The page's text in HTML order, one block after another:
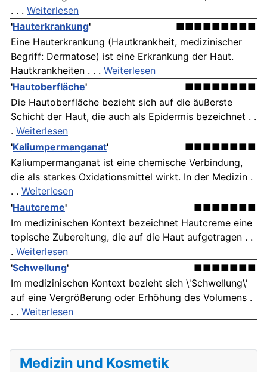
. . . Weiterlesen
'Hauterkrankung'
■■■■■■■■■
Eine Hauterkrankung (Hautkrankheit, medizinischer
Begriff: Dermatose) ist eine Erkrankung der Haut.
Hautkrankheiten . . . Weiterlesen
'Hautoberfläche'
■■■■■■■■
Die Hautoberfläche bezieht sich auf die äußerste
Schicht der Haut, die auch als Epidermis bezeichnet . .
. Weiterlesen
'Kaliumpermanganat'
■■■■■■■■
Kaliumpermanganat ist eine chemische Verbindung,
die als starkes Oxidationsmittel wirkt. In der Medizin .
. . Weiterlesen
'Hautcreme'
■■■■■■■
Im medizinischen Kontext bezeichnet Hautcreme eine
topische Zubereitung, die auf die Haut aufgetragen . .
. Weiterlesen
'Schwellung'
■■■■■■■
Im medizinischen Kontext bezieht sich \'Schwellung\'
auf eine Vergrößerung oder Erhöhung des Volumens .
. . Weiterlesen
Medizin und Kosmetik